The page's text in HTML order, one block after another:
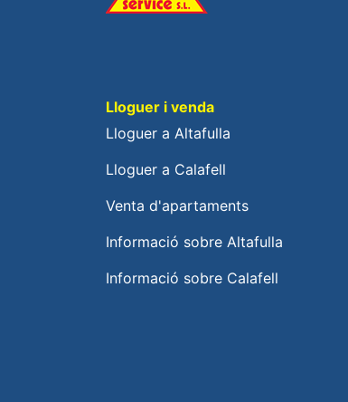
Lloguer i venda
Lloguer a Altafulla
Lloguer a Calafell
Venta d'apartaments
Informació sobre Altafulla
Informació sobre Calafell